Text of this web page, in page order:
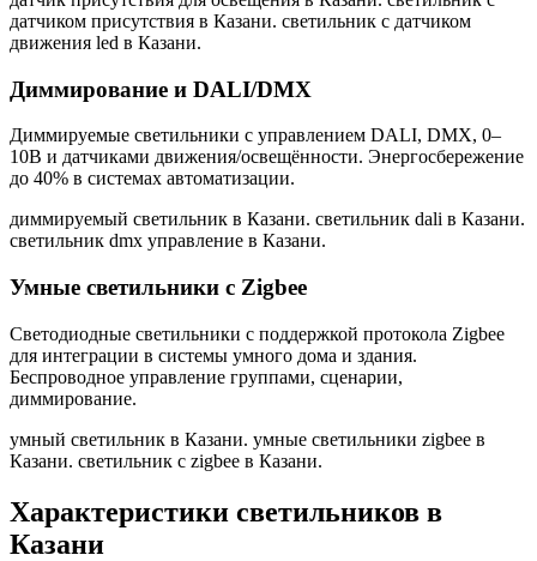
датчиком присутствия в Казани. светильник с датчиком
движения led в Казани.
Диммирование и DALI/DMX
Диммируемые светильники с управлением DALI, DMX, 0–
10В и датчиками движения/освещённости. Энергосбережение
до 40% в системах автоматизации.
диммируемый светильник в Казани. светильник dali в Казани.
светильник dmx управление в Казани.
Умные светильники с Zigbee
Светодиодные светильники с поддержкой протокола Zigbee
для интеграции в системы умного дома и здания.
Беспроводное управление группами, сценарии,
диммирование.
умный светильник в Казани. умные светильники zigbee в
Казани. светильник с zigbee в Казани.
Характеристики светильников в
Казани